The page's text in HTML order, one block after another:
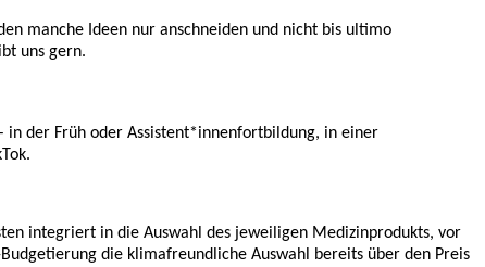
manche Ideen nur anschneiden und nicht bis ultimo
uns gern.
in der Früh oder Assistent*innenfortbildung, in einer
integriert in die Auswahl des jeweiligen Medizinprodukts, vor
die klimafreundliche Auswahl bereits über den Preis